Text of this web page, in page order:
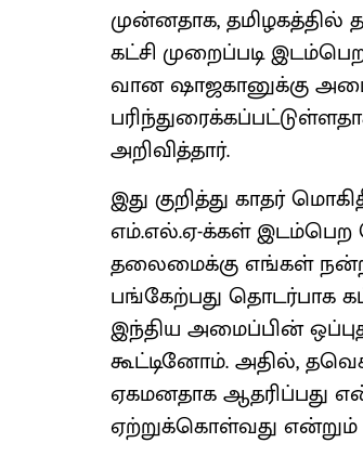
முன்னதாக,
கட்சி முறைப்படி
வான ஷாஜகானுக்கு
அறிவித்தார்.
இது குறித்து காதர்
எம்.எல்.ஏ-க்கள் இடம்பெற
தலைமைக்கு எங்கள்
பங்கேற்பது தொடர்பாக
இந்திய அமைப்பின்
கூட்டினோம். அதில்,
ஏகமனதாக ஆதரிப்பது
ஏற்றுக்கொள்வது என்றும்